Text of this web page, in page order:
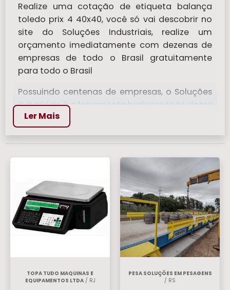
Realize uma cotação de etiqueta balança
toledo prix 4 40x40, você só vai descobrir no
site do Soluções Industriais, realize um
orçamento imediatamente com dezenas de
empresas de todo o Brasil gratuitamente
para todo o Brasil
Possuindo centenas de empresas, o Soluções
Industriais é a ferramenta business to business
mais completo da área industrial. Para
realizar um orçamento de etiqueta balança
toledo prix 4 40x40, clique em um ou mais dos
anuciantes a seguir:
Balança Bioimpedancia|
Balanca de Mala|
Balanças Para Pesar
Comida|Balanca Digital 150 kg|Balanca
Analógicas
Ler Mais
TOPA TUDO MAQUINAS E
EQUIPAMENTOS LTDA/ RJ
PESA SOLUÇÕES EM PESAGENS
/ RS